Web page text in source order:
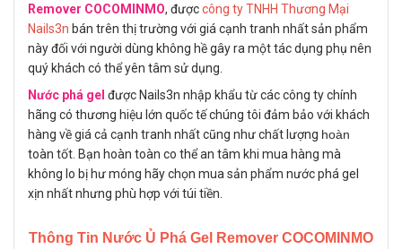
Remover COCOMINMO, đượccông ty TNHH Thương Mại
Nails3n bán trên thị trường với giá cạnh tranh nhất sản phẩm
này đối với người dùng không hề gây ra một tác dụng phụ nên
quý khách có thể yên tâm sử dụng.
Nước phá gel được Nails3n nhập khẩu từ các công ty chính
hãng có thương hiệu lớn quốc tế chúng tôi đảm bảo với khách
hàng về giá cả cạnh tranh nhất cũng như chất lượng hoàn
toàn tốt. Bạn hoàn toàn co thể an tâm khi mua hàng mà
không lo bị hư móng hãy chọn mua sản phẩm nước phá gel
xịn nhất nhưng phù hợp với túi tiền.
Thông Tin Nước Ủ Phá Gel Remover COCOMINMO